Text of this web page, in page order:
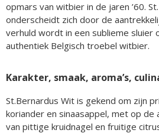
opmars van witbier in de jaren ’60.
onderscheidt zich door de
verhuld wordt in een sublieme sluier
authentiek Belgisch troebel witbier.
Karakter, smaak, aroma’s,
St.Bernardus Wit is gekend om zijn
koriander en sinaasappel, met op
van pittige kruidnagel en fruitige